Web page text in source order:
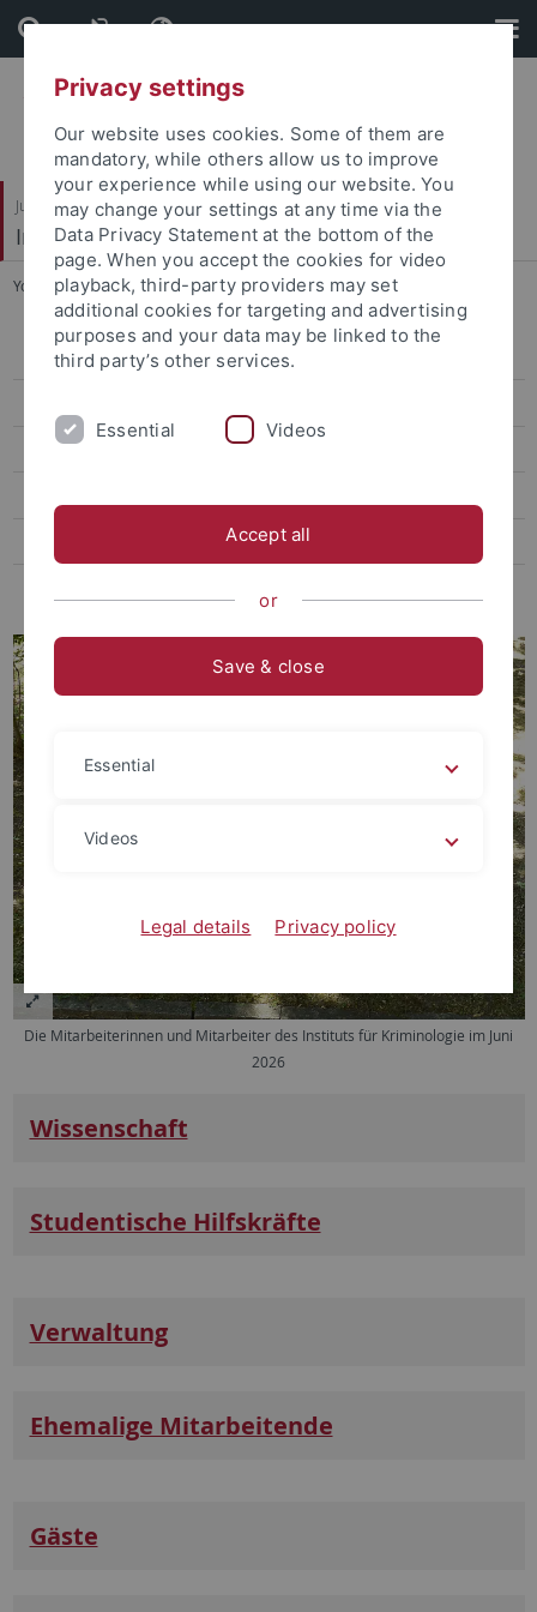
Skip
to
content
Skip
to
footer
Juristische Fakultät
Institut für Kriminologie
You are here: Startseite ... Mitarbeitende
Wissenschaft
Gäste
Die Mitarbeiterinnen und Mitarbeiter des Instituts für Kriminologie im Juni
2026
Wissenschaft
Studentische Hilfskräfte
Verwaltung
Ehemalige Mitarbeitende
Gäste
Privacy settings
Our website uses cookies. Some of them are
mandatory, while others allow us to improve
your experience while using our website. You
may change your settings at any time via the
Data Privacy Statement at the bottom of the
page. When you accept the cookies for video
playback, third-party providers may set
additional cookies for targeting and advertising
purposes and your data may be linked to the
third party’s other services.
Essential Videos
Accept all
or
Save & close
Essential
Videos
Legal details Privacy policy